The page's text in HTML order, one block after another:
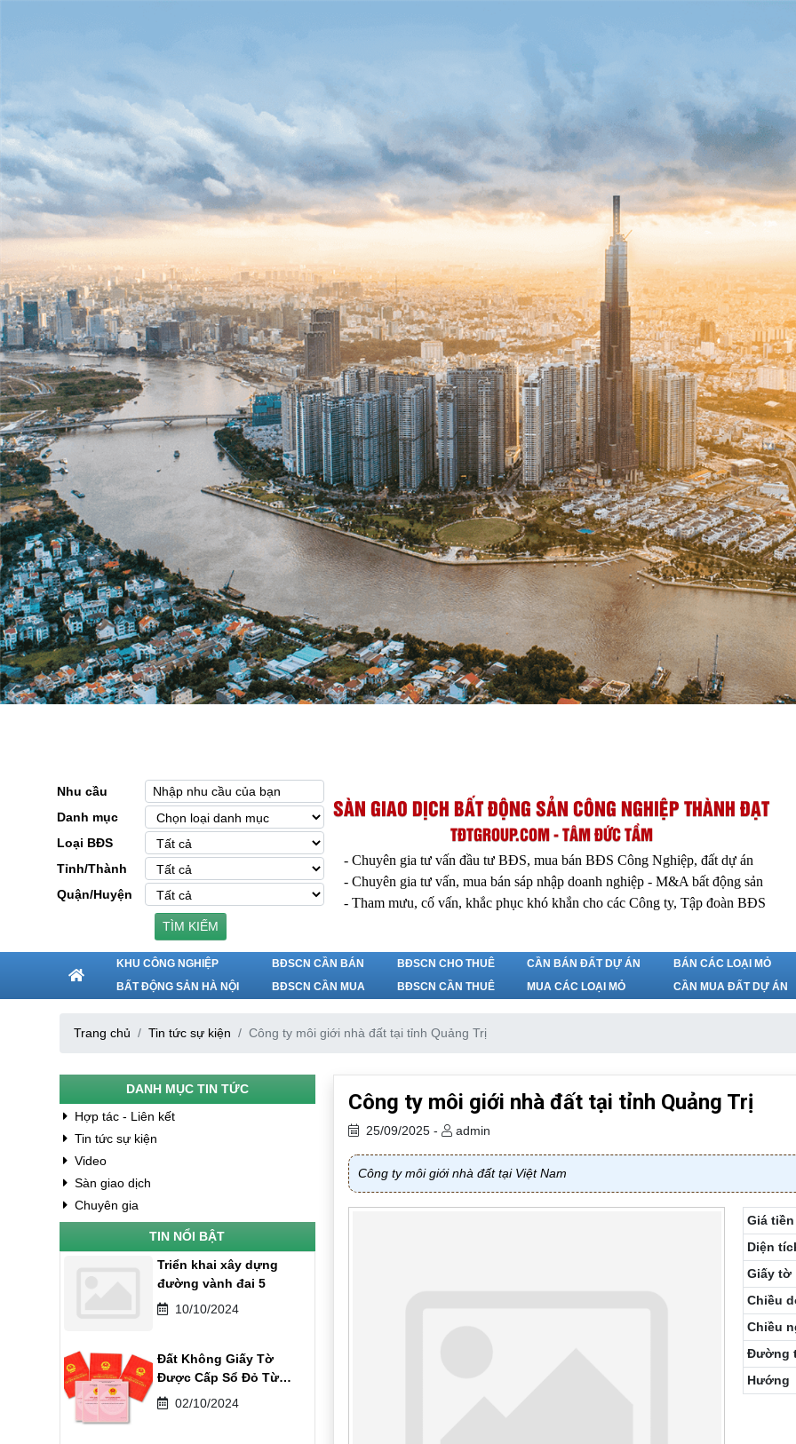
Nhu cầu
Danh mục
Loại BĐS
Tỉnh/Thành
Quận/Huyện
TÌM KIẾM
SÀN GIAO DỊCH BẤT ĐỘNG SẢN CÔNG NGHIỆP THÀNH ĐẠT
TĐTGROUP.COM - TÂM ĐỨC TẦM
- Chuyên gia tư vấn đầu tư BĐS, mua bán BĐS Công Nghiệp, đất dự án
- Chuyên gia tư vấn, mua bán sáp nhập doanh nghiệp - M&A bất động sản
- Tham mưu, cố vấn, khắc phục khó khắn cho các Công ty, Tập đoàn BĐS
KHU CÔNG NGHIỆP
BẤT ĐỘNG SẢN HÀ NỘI
BĐSCN CẦN BÁN
BĐSCN CẦN MUA
BĐSCN CHO THUÊ
BĐSCN CẦN THUÊ
CẦN BÁN ĐẤT DỰ ÁN
MUA CÁC LOẠI MỎ
BÁN CÁC LOẠI MỎ
CẦN MUA ĐẤT DỰ ÁN
Trang chủ Tin tức sự kiện Công ty môi giới nhà đất tại tỉnh Quảng Trị
Công ty môi giới nhà đất tại tỉnh Quảng Trị
25/09/2025 - admin
Công ty môi giới nhà đất tại Việt Nam
Giá tiền
Diện
Giấy tờ
Chiều
Chiều
Đường
Hướng
DANH MỤC TIN TỨC
Hợp tác - Liên kết
Tin tức sự kiện
Video
Sàn giao dịch
Chuyên gia
TIN NỔI BẬT
Triển khai xây dựng
đường vành đai 5
10/10/2024
Đất Không Giấy Tờ
Được Cấp Sổ Đỏ Từ
01/08/2024
02/10/2024